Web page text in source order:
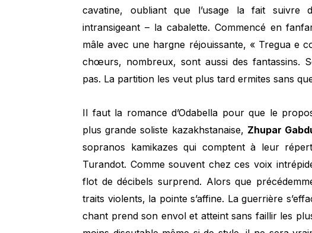
cavatine, oubliant que l’usage la fait suivre
intransigeant – la cabalette. Commencé en
mâle avec une hargne réjouissante, « Tregua e
chœurs, nombreux, sont aussi des fantassins.
pas. La partition les veut plus tard ermites sans
Il faut la romance d’Odabella pour que le
plus grande soliste kazakhstanaise, Zhupar
sopranos kamikazes qui comptent à leur
Turandot. Comme souvent chez ces voix
flot de décibels surprend. Alors que
traits violents, la pointe s’affine. La guerrière
chant prend son envol et atteint sans faillir les